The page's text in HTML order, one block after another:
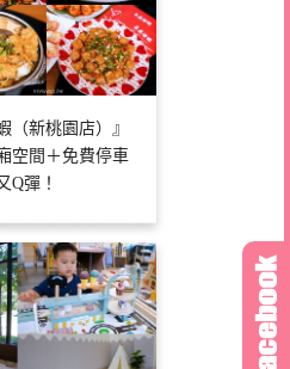
（新桃園店）』
空間＋免費停車
Q彈！